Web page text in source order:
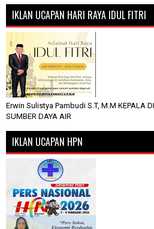
IKLAN UCAPAN HARI RAYA IDUL FITRI
Erwin Sulistya Pambudi S.T, M.M KEPALA
SUMBER DAYA AIR
IKLAN UCAPAN HPN